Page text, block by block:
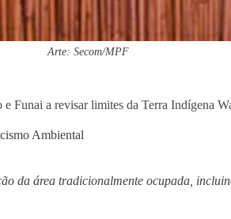
Arte: Secom/MPF
e Funai a revisar limites da Terra Indígena
Ambiental
da área tradicionalmente ocupada,